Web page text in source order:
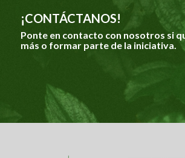
¡CONTÁCTANOS!
Ponte en contacto con nosotros si
más o formar parte de la iniciativa.